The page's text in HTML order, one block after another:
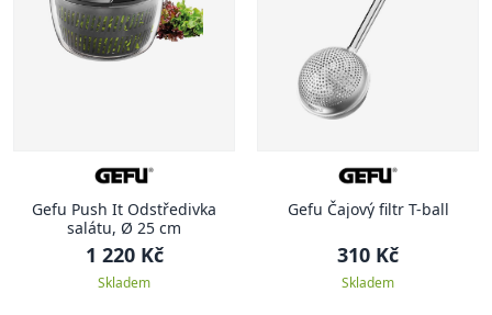
Gefu Push It Odstředivka
salátu, Ø 25 cm
1 220 Kč
Skladem
Gefu Čajový filtr T-ball
310 Kč
Skladem